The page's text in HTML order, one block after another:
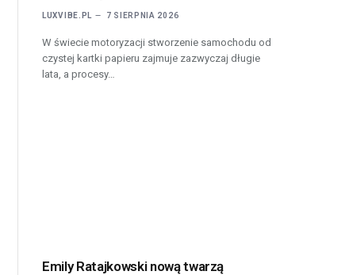
LUXVIBE.PL 7 SIERPNIA 2026
W świecie motoryzacji stworzenie samochodu od
czystej kartki papieru zajmuje zazwyczaj długie
lata, a procesy…
Emily Ratajkowski nową twarzą